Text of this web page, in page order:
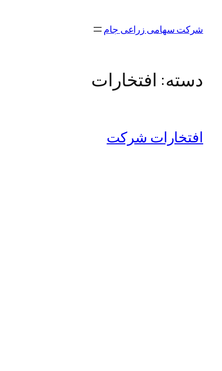
محتواشرکت سهامی زراعی جام
دسته: افتخارات
افتخارات شرکت